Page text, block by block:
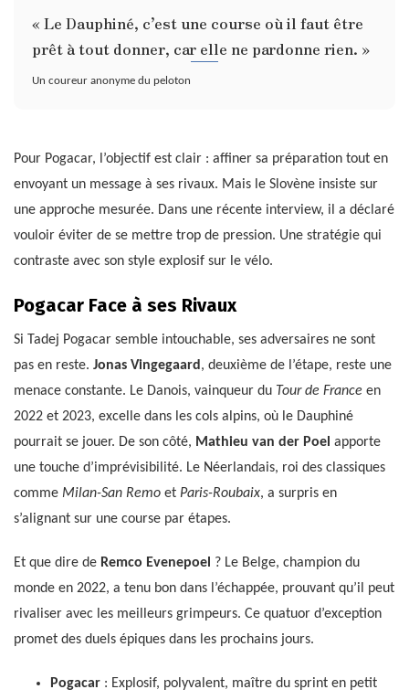
« Le Dauphiné, c’est une course où il faut être
prêt à tout donner, car elle ne pardonne rien. »
Un coureur anonyme du peloton
Pour Pogacar, l’objectif est clair : affiner sa préparation tout en
envoyant un message à ses rivaux. Mais le Slovène insiste sur
une approche mesurée. Dans une récente interview, il a déclaré
vouloir éviter de se mettre trop de pression. Une stratégie qui
contraste avec son style explosif sur le vélo.
Pogacar Face à ses Rivaux
Si Tadej Pogacar semble intouchable, ses adversaires ne sont
pas en reste. Jonas Vingegaard, deuxième de l’étape, reste une
menace constante. Le Danois, vainqueur du Tour de France en
2022 et 2023, excelle dans les cols alpins, où le Dauphiné
pourrait se jouer. De son côté, Mathieu van der Poel apporte
une touche d’imprévisibilité. Le Néerlandais, roi des classiques
comme Milan-San Remo et Paris-Roubaix, a surpris en
s’alignant sur une course par étapes.
Et que dire de Remco Evenepoel ? Le Belge, champion du
monde en 2022, a tenu bon dans l’échappée, prouvant qu’il peut
rivaliser avec les meilleurs grimpeurs. Ce quatuor d’exception
promet des duels épiques dans les prochains jours.
Pogacar : Explosif, polyvalent, maître du sprint en petit